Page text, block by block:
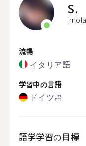
S.
Imola
流暢
イタリア語
学習中の言語
ドイツ語
語学学習の目標